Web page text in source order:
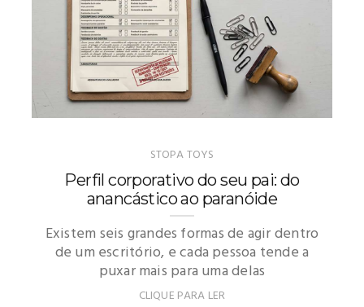
STOPA TOYS
Perfil corporativo do seu pai: do
anancástico ao paranóide
Existem seis grandes formas de agir dentro
de um escritório, e cada pessoa tende a
puxar mais para uma delas
CLIQUE PARA LER